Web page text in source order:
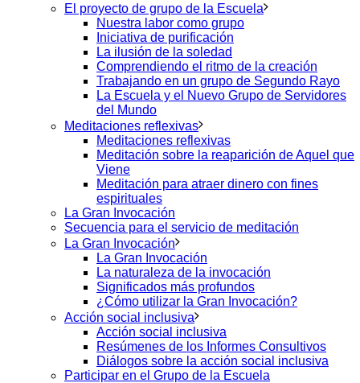
El proyecto de grupo de la Escuela
Nuestra labor como grupo
Iniciativa de purificación
La ilusión de la soledad
Comprendiendo el ritmo de la creación
Trabajando en un grupo de Segundo Rayo
La Escuela y el Nuevo Grupo de Servidores
del Mundo
Meditaciones reflexivas
Meditaciones reflexivas
Meditación sobre la reaparición de Aquel que
Viene
Meditación para atraer dinero con fines
espirituales
La Gran Invocación
Secuencia para el servicio de meditación
La Gran Invocación
La Gran Invocación
La naturaleza de la invocación
Significados más profundos
¿Cómo utilizar la Gran Invocación?
Acción social inclusiva
Acción social inclusiva
Resúmenes de los Informes Consultivos
Diálogos sobre la acción social inclusiva
Participar en el Grupo de la Escuela